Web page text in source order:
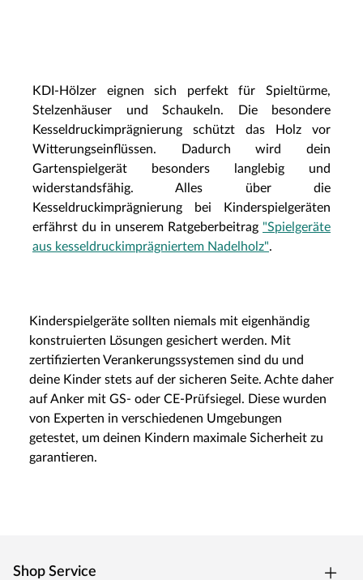
KDI-Hölzer eignen sich perfekt für Spieltürme,
Stelzenhäuser und Schaukeln. Die besondere
Kesseldruckimprägnierung schützt das Holz vor
Witterungseinflüssen. Dadurch wird dein
Gartenspielgerät besonders langlebig und
widerstandsfähig. Alles über die
Kesseldruckimprägnierung bei Kinderspielgeräten
erfährst du in unserem Ratgeberbeitrag "Spielgeräte
aus kesseldruckimprägniertem Nadelholz".
Kinderspielgeräte sollten niemals mit eigenhändig
konstruierten Lösungen gesichert werden. Mit
zertifizierten Verankerungssystemen sind du und
deine Kinder stets auf der sicheren Seite. Achte daher
auf Anker mit GS- oder CE-Prüfsiegel. Diese wurden
von Experten in verschiedenen Umgebungen
getestet, um deinen Kindern maximale Sicherheit zu
garantieren.
Shop Service